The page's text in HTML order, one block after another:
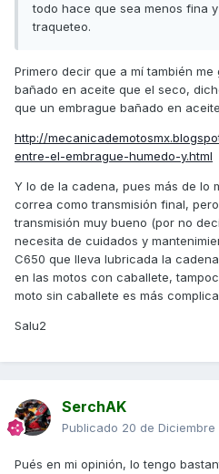
todo hace que sea menos fina
traqueteo.
Primero decir que a mí también me
bañado en aceite que el seco,
que un embrague bañado en
http://
entre-el-embrague-humedo-y.html
Y lo de la cadena, pues más de lo
correa como transmisión final,
transmisión muy bueno (por no
necesita de cuidados y
C650 que lleva lubricada la
en las motos con caballete,
moto sin caballete es más
Salu2
SerchAK
Publicado 20 de Diciembre
Pués en mi opinión, lo tengo